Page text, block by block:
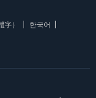
字）
한국어